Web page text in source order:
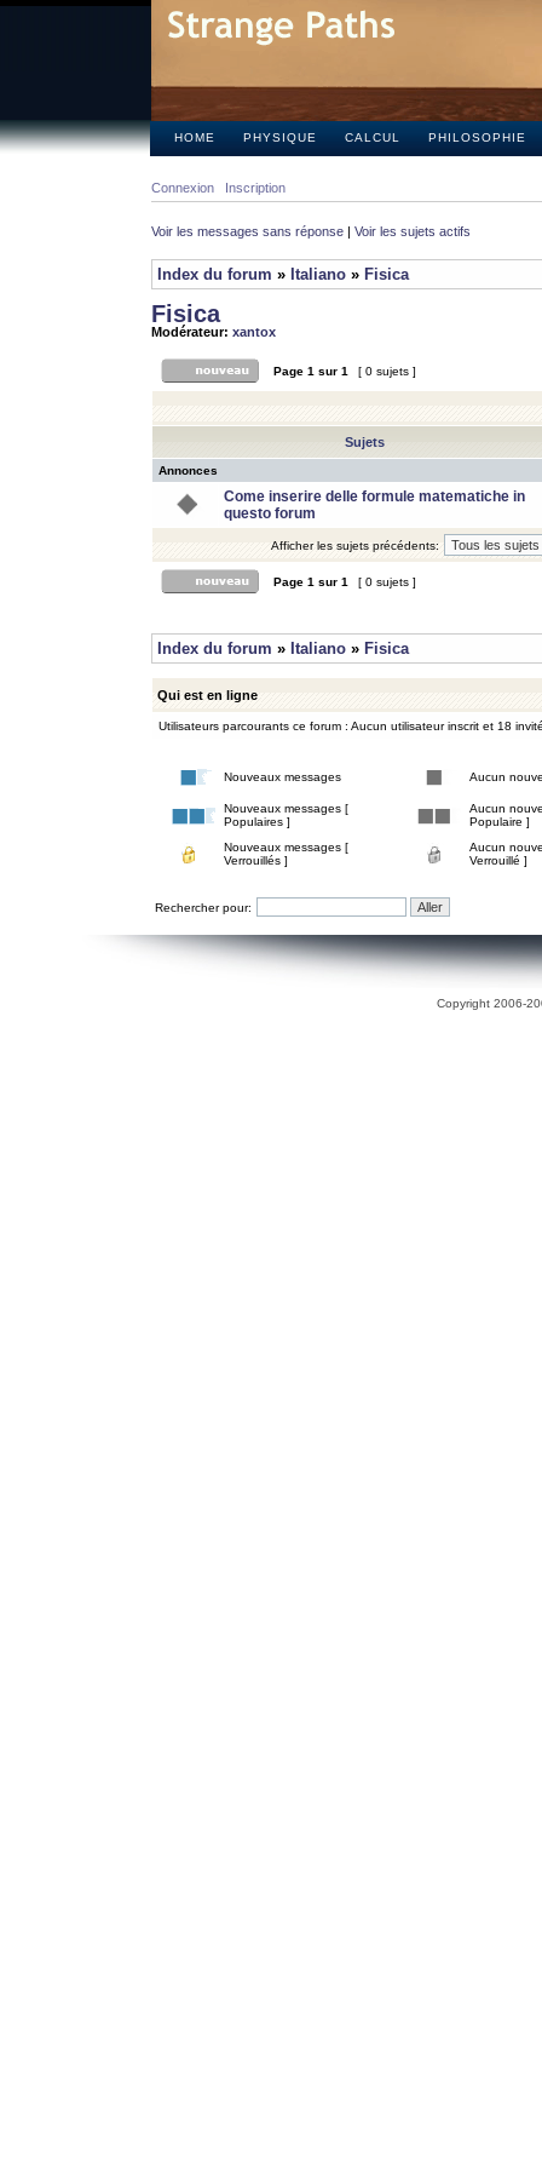
HOME PHYSIQUE CALCUL PHILOSOPHIE
Connexion Inscription
Voir les messages sans réponse | Voir les sujets actifs
Index du forum » Italiano » Fisica
Fisica
Modérateur: xantox
Page 1 sur 1 [ 0 sujets ]
Sujets
Annonces
Come inserire delle formule matematiche in
questo forum
Afficher les sujets précédents:
Page 1 sur 1 [ 0 sujets ]
Index du forum » Italiano » Fisica
Qui est en ligne
Utilisateurs parcourants ce forum : Aucun utilisateur inscrit et 18
Nouveaux messages Aucun
Nouveaux messages [
Populaires ]
Aucun
Populaire ]
Nouveaux messages [
Verrouillés ]
Aucun
Verrouillé ]
Rechercher pour:
Copyright 2006-